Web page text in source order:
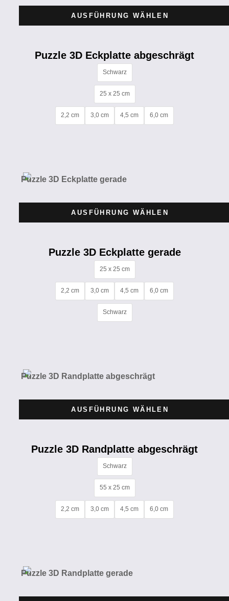
AUSFÜHRUNG WÄHLEN
Puzzle 3D Eckplatte abgeschrägt
Schwarz
25 x 25 cm
2,2 cm 3,0 cm 4,5 cm 6,0 cm
AUSFÜHRUNG WÄHLEN
Puzzle 3D Eckplatte gerade
25 x 25 cm
2,2 cm 3,0 cm 4,5 cm 6,0 cm
Schwarz
AUSFÜHRUNG WÄHLEN
Puzzle 3D Randplatte abgeschrägt
Schwarz
55 x 25 cm
2,2 cm 3,0 cm 4,5 cm 6,0 cm